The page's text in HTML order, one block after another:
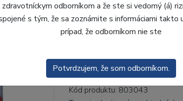
AcryRock 1x28
• Dvojvrstvové veľmi estetické
zub.• Vďaka použitiu
odolávajú ab...ZOBRAZIT VÍCE
Kód produktu: 803043
zdravotníckym odborníkom a že ste si vedomý (á)
s tým, že sa zoznámite s informáciami takto
prípad, že odborníkom nie ste
Potvrdzujem, že som odborníkom.